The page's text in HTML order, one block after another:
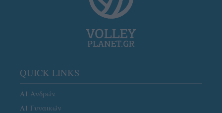
QUICK LINKS
Α1 Ανδρών
Α1 Γυναικών